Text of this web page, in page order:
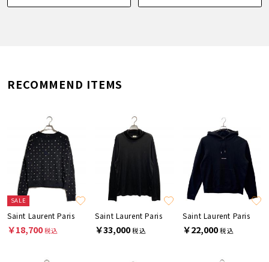
RECOMMEND ITEMS
SALE
Saint Laurent Paris
￥18,700税込
Saint Laurent Paris
￥33,000税込
Saint Laurent Paris
￥22,000税込